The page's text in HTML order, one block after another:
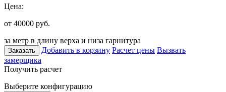
Цена:
от 40000 руб.
за метр в длину верха и низа гарнитура
Заказать Добавить в корзину Расчет цены Вызвать
замерщика
Получить расчет
Выберите конфигурацию